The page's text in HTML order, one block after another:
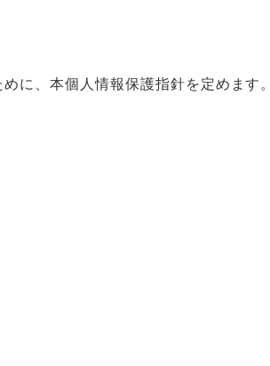
に、本個人情報保護指針を定めます